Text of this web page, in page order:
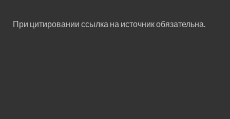
При цитировании ссылка на источник обязательна.